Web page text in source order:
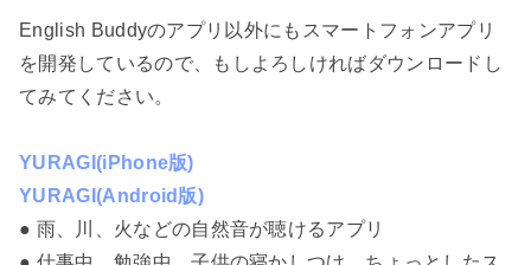
English Buddyのアプリ以外にもスマートフォンアプリ
を開発しているので、もしよろしければダウンロードし
てみてください。
YURAGI(iPhone版)
YURAGI(Android版)
● 雨、川、火などの自然音が聴けるアプリ